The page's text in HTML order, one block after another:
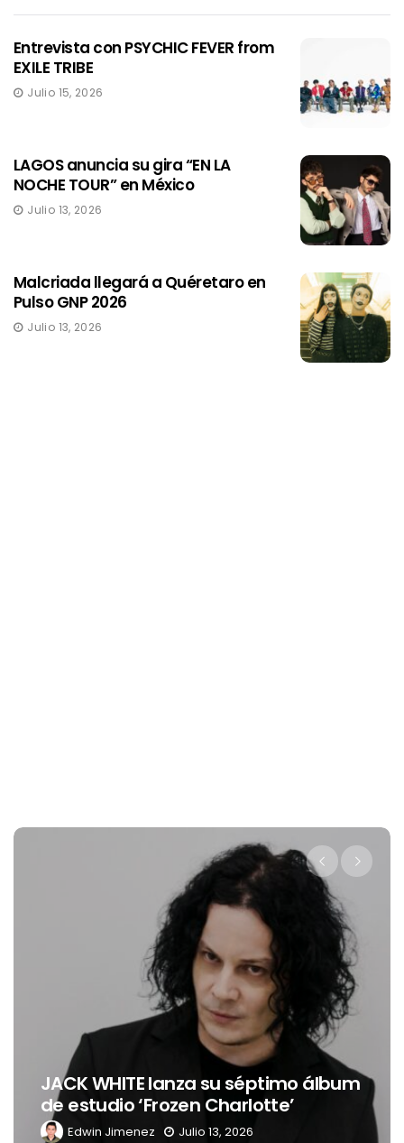
Entrevista con PSYCHIC FEVER from
EXILE TRIBE
Julio 15, 2026
LAGOS anuncia su gira “EN LA
NOCHE TOUR” en México
Julio 13, 2026
Malcriada llegará a Quéretaro en
Pulso GNP 2026
Julio 13, 2026
JACK WHITE lanza su séptimo álbum
de estudio ‘Frozen Charlotte’
Edwin Jimenez Julio 13, 2026